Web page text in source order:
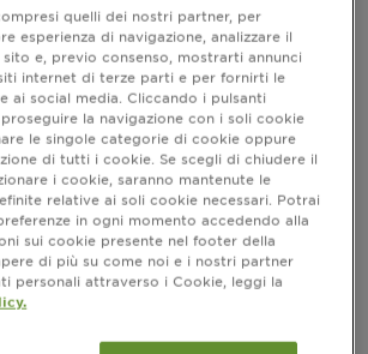
neri. Dal momento che la
essere indossata, vediamo allora
pelle a liberarsi dalle imperfezioni
si tratta?
terminemaskne indica l’unione di
, questa condizione comprende
della pelle che possono avere
prolungato di questo dispositivo di
hanno utilizzato un gioco
brufoli, punti neri,
quelli dei nostri partner, per
esperienza di navigazione, analizzare il
e, previo consenso, mostrarti annunci
internet di terze parti e per fornirti le
ai social media. Cliccando i pulsanti
la navigazione con i soli cookie
le singole categorie di cookie oppure
di tutti i cookie. Se scegli di chiudere il
i cookie, saranno mantenute le
relative ai soli cookie necessari. Potrai
in ogni momento accedendo alla
sui cookie presente nel footer della
di più su come noi e i nostri partner
personali attraverso i Cookie, leggi la